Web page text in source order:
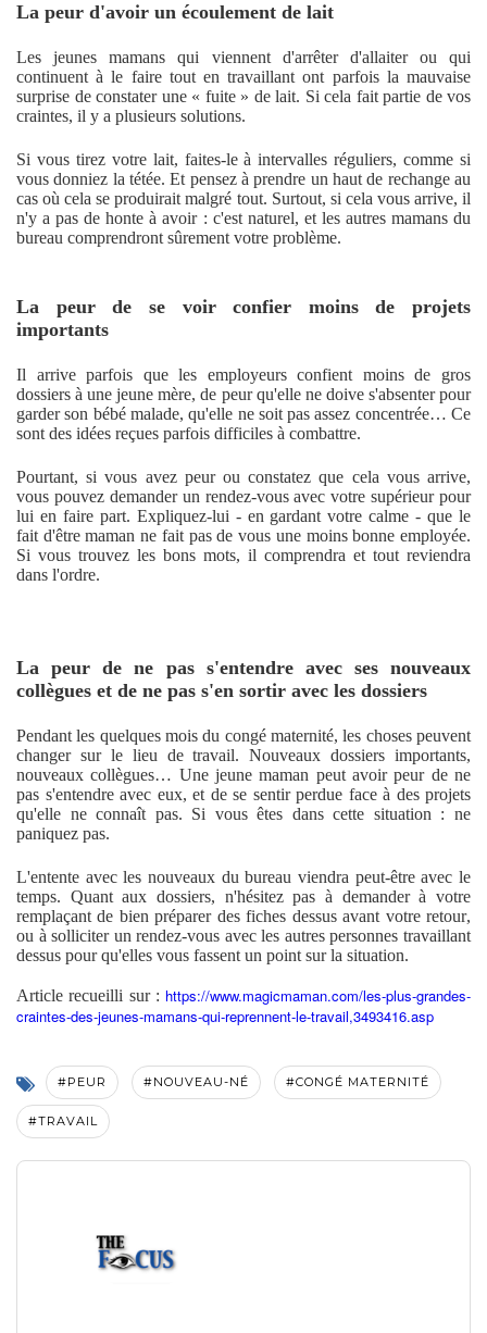
La peur d'avoir un écoulement de lait
Les jeunes mamans qui viennent d'arrêter d'allaiter ou qui
continuent à le faire tout en travaillant ont parfois la mauvaise
surprise de constater une « fuite » de lait. Si cela fait partie de vos
craintes, il y a plusieurs solutions.
Si vous tirez votre lait, faites-le à intervalles réguliers, comme si
vous donniez la tétée. Et pensez à prendre un haut de rechange au
cas où cela se produirait malgré tout. Surtout, si cela vous arrive, il
n'y a pas de honte à avoir : c'est naturel, et les autres mamans du
bureau comprendront sûrement votre problème.
La peur de se voir confier moins de projets
importants
Il arrive parfois que les employeurs confient moins de gros
dossiers à une jeune mère, de peur qu'elle ne doive s'absenter pour
garder son bébé malade, qu'elle ne soit pas assez concentrée… Ce
sont des idées reçues parfois difficiles à combattre.
Pourtant, si vous avez peur ou constatez que cela vous arrive,
vous pouvez demander un rendez-vous avec votre supérieur pour
lui en faire part. Expliquez-lui - en gardant votre calme - que le
fait d'être maman ne fait pas de vous une moins bonne employée.
Si vous trouvez les bons mots, il comprendra et tout reviendra
dans l'ordre.
La peur de ne pas s'entendre avec ses nouveaux
collègues et de ne pas s'en sortir avec les dossiers
Pendant les quelques mois du congé maternité, les choses peuvent
changer sur le lieu de travail. Nouveaux dossiers importants,
nouveaux collègues… Une jeune maman peut avoir peur de ne
pas s'entendre avec eux, et de se sentir perdue face à des projets
qu'elle ne connaît pas. Si vous êtes dans cette situation : ne
paniquez pas.
L'entente avec les nouveaux du bureau viendra peut-être avec le
temps. Quant aux dossiers, n'hésitez pas à demander à votre
remplaçant de bien préparer des fiches dessus avant votre retour,
ou à solliciter un rendez-vous avec les autres personnes travaillant
dessus pour qu'elles vous fassent un point sur la situation.
Article recueilli sur : https://www.magicmaman.com/les-plus-grandes-
craintes-des-jeunes-mamans-qui-reprennent-le-travail,3493416.asp
#PEUR #NOUVEAU-NÉ #CONGÉ MATERNITÉ
#TRAVAIL